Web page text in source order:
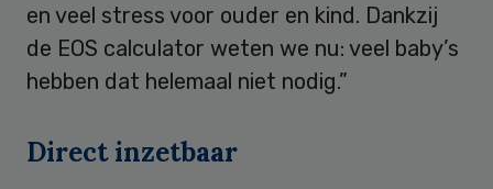
en veel stress voor ouder en kind. Dankzij
de EOS calculator weten we nu: veel baby’s
hebben dat helemaal niet nodig.”
Direct inzetbaar